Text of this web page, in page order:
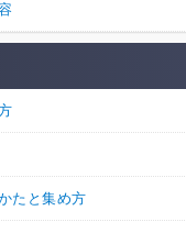
たと集め方